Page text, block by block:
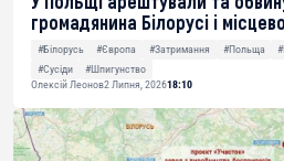
громадянина Білорусі і
#Білорусь #Європа #Затримання #Польща
#Сусіди
#Шпигунство
Олексій Леонов2 Липня, 202618:10